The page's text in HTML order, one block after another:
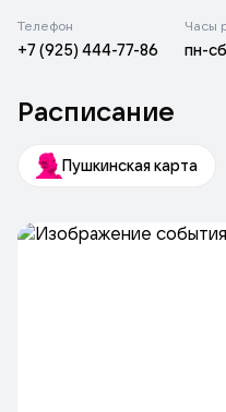
объединяются в вечер, где
смотреть и просто
Концертный зал рассчитан
местом, где вечер
зале — столы с мягкими
стойкой и высокими
ужин авторскими
Телефон
+7 (925) 444-77-86
Часы
пн-
Расписание
Пушкинская карта